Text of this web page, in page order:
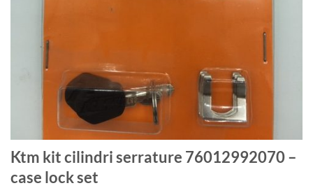
Ktm kit cilindri serrature 76012992070 –
case lock set